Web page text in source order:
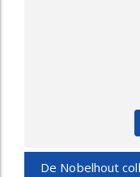
De Nobelhout